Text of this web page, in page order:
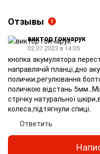
Отзывы 1
виктор гончарук
02.07.2023 в 14:05
кнопка акумулятора
направлячій планці,дно
полички,регулювання
поличкою відстань
стрічку натуральної
колеса,підтягнули спиці.
Ответить